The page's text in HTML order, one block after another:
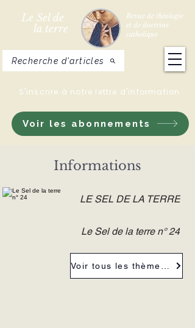
Le Sel de
la terre
Revue de théologie
et de doctrine
catholique
Voir les abonnements
S'inscrire à notre lettre d'information
Recherche d'articles
Informations
LE SEL DE LA TERRE
Le Sel de la terre n° 24